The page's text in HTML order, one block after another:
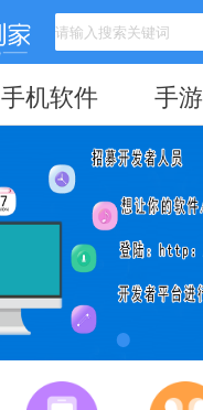
手机软件 手游